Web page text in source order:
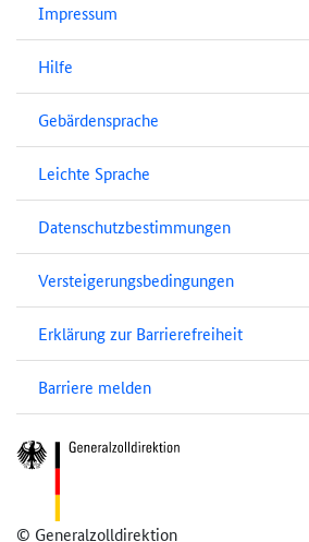
Impressum
Hilfe
Gebärdensprache
Leichte Sprache
Datenschutzbestimmungen
Versteigerungsbedingungen
Erklärung zur Barrierefreiheit
Barriere melden
© Generalzolldirektion